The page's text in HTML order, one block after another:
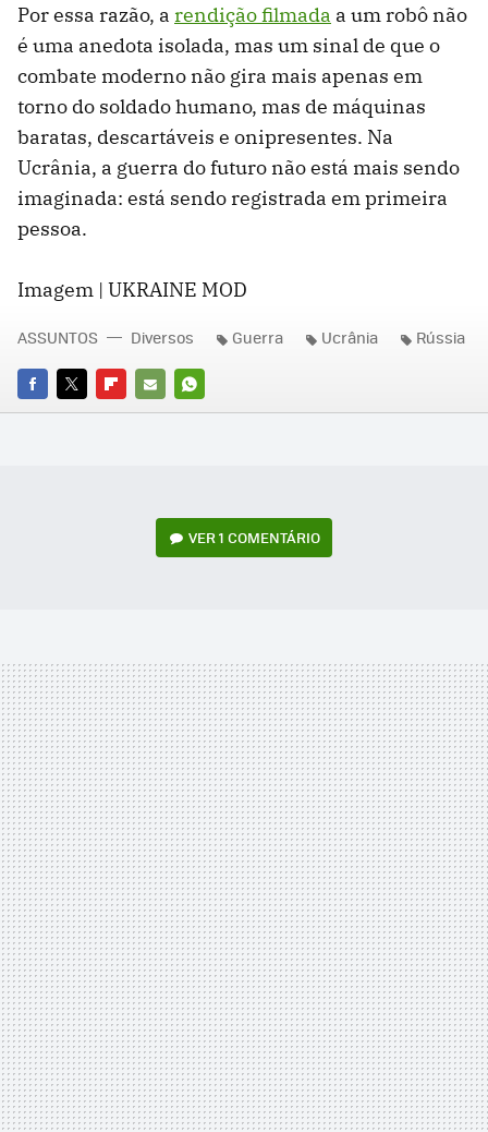
Por essa razão, a rendição filmada a um robô não
é uma anedota isolada, mas um sinal de que o
combate moderno não gira mais apenas em
torno do soldado humano, mas de máquinas
baratas, descartáveis ​​e onipresentes. Na
Ucrânia, a guerra do futuro não está mais sendo
imaginada: está sendo registrada em primeira
pessoa.
Imagem | UKRAINE MOD
FACEBOOK
TWITTERFLIPBOARD
E-
WHATSAPP
ASSUNTOS Diversos Guerra Ucrânia Rússia
VER1 COMENTÁRIO